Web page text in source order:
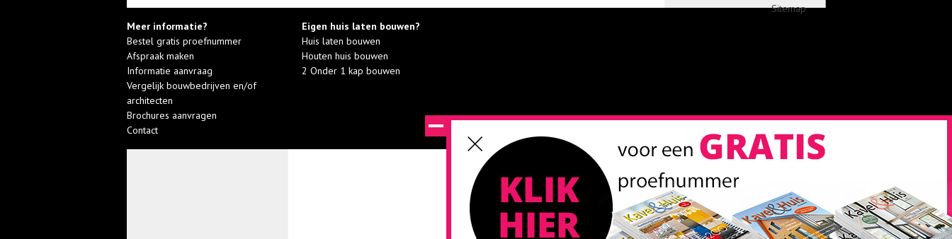
Sitemap
Meer informatie?
Bestel gratis proefnummer
Afspraak maken
Informatie aanvraag
Vergelijk bouwbedrijven en/of
architecten
Brochures aanvragen
Contact
Eigen huis laten bouwen?
Huis laten bouwen
Houten huis bouwen
2 Onder 1 kap bouwen